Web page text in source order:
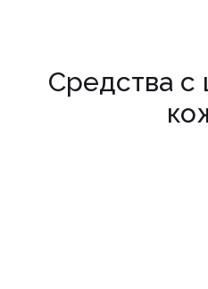
Средства с